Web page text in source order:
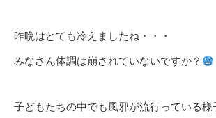
昨晩はとても冷えましたね・・・
みなさん体調は崩されていないですか？
子どもたちの中でも風邪が流行っている様